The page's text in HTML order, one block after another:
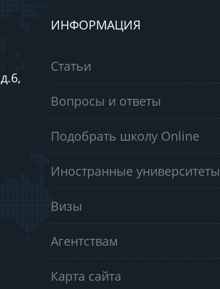
ИНФОРМАЦИЯ
Статьи
Вопросы и ответы
Подобрать школу Online
Иностранные университеты
Визы
Агентствам
Карта сайта